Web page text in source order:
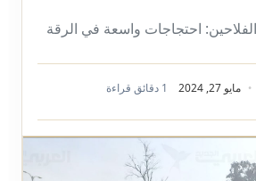
احتجاجات واسعة في الرقة
مايو 27, 2024 1 دقائق قراءة